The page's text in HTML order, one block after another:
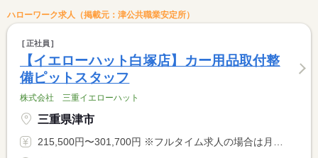
ハローワーク求人（掲載元：津公共職業安定所）
正社員
【イエローハット白塚店】カー用品取付整
備ピットスタッフ
株式会社 三重イエローハット
三重県津市
215,500円〜301,700円 ※フルタイム求人の場合は月額（換算額）、パート求人の場合は時間額を表示しています。